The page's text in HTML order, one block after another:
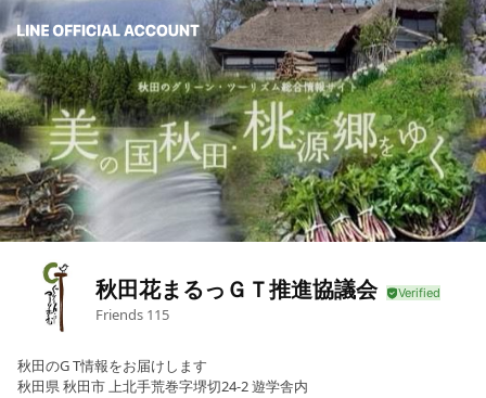
秋田花まるっＧＴ推進協議会
Friends 115
秋田のG T情報をお届けします
秋田県 秋田市 上北手荒巻字堺切24-2 遊学舎内